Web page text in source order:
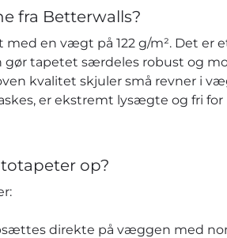
fra Betterwalls?
en vægt på 122 g/m². Det er
tapetet særdeles robust og
kvalitet skjuler små revner i
er ekstremt lysægte og fri for
op?
direkte på væggen med